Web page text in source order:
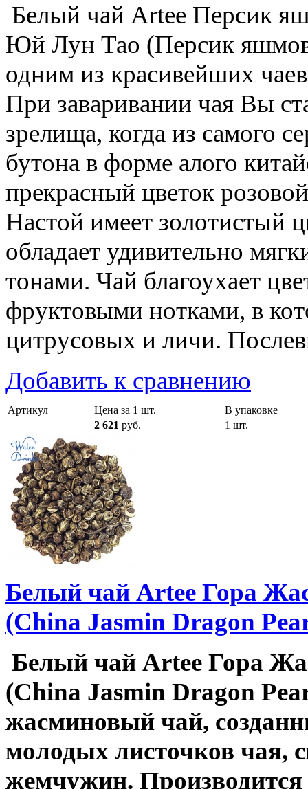
Белый чай Artee Персик
Юй Лун Тао (Персик
одним из красивейших
При заваривании чая Вы
зрелища, когда из самого
бутона в форме алого
прекрасный цветок
Настой имеет золотистый
обладает удивительно
тонами. Чай благоухает
фруктовыми нотками, в
цитрусовых и личи.
Добавить к сравнению
Артикул Цена за 1 шт.
В упаковке
2 621 руб. 1 шт.
Белый чай Artee Гора
(China Jasmin Dragon
Белый чай Artee Гора
(China Jasmin Dragon
жасминовый чай,
молодых листочков чая,
жемчужин.